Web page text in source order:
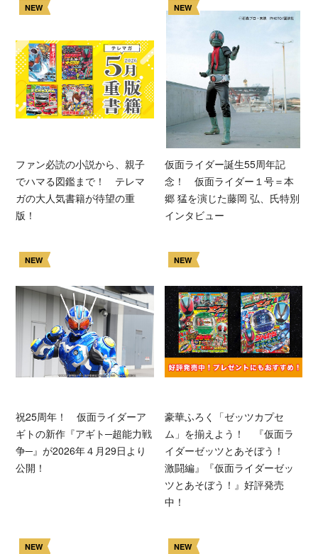
NEW
ファン必読の小説から、親子
でハマる図鑑まで！ テレマ
ガの大人気書籍が待望の重
版！
NEW
仮面ライダー誕生55周年記
念！ 仮面ライダー１号＝本
郷 猛を演じた藤岡 弘、氏特別
インタビュー
NEW
祝25周年！ 仮面ライダーア
ギトの新作『アギト─超能力戦
争─』が2026年４月29日より
公開！
NEW
豪華ふろく「ゼッツカプセ
ム」を揃えよう！ 『仮面ラ
イダーゼッツとあそぼう！
激闘編』『仮面ライダーゼッ
ツとあそぼう！』好評発売
中！
NEW NEW